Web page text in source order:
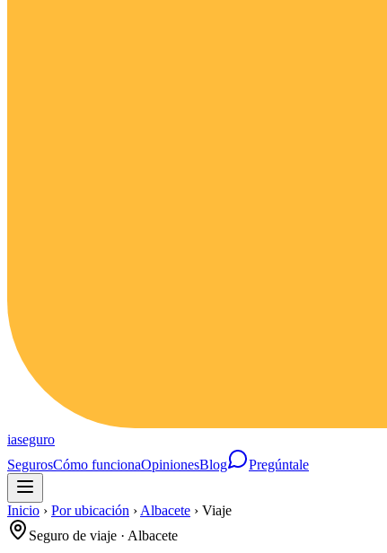
iaseguro
SegurosCómo funcionaOpinionesBlog Pregúntale
Inicio › Por ubicación › Albacete › Viaje
Seguro de viaje · Albacete